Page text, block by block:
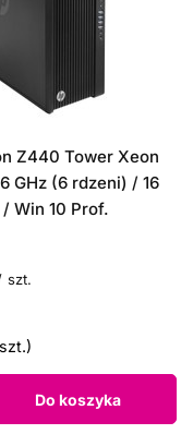
Z440 Tower Xeon
GHz (6 rdzeni) / 16
Win 10 Prof.
szt.
Do koszyka